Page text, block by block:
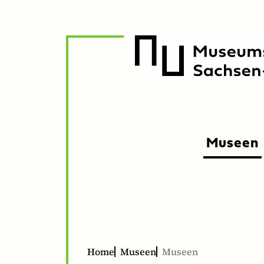
Museen
öffnen
Home Museen Museen